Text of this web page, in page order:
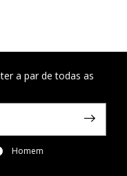
a par de todas as
Homem